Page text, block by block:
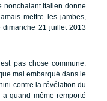
nonchalant Italien donne
mettre les jambes,
dimanche 21 juillet 2013
pas chose commune.
mal embarqué dans le
contre la révélation du
quand même remporté